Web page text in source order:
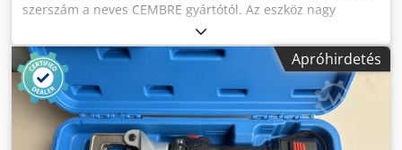
szerszám a neves CEMBRE gyártótól. Az eszköz nagy
préselési erőt és kényelmes munkavégzést biztosít
akkumulátoros táplálásának köszönhetően. Masszív
kialakítás és megbízhatóság – professzionális
alkalmazásokhoz tervezett berendezés. 📊 Műszaki adatok:
Gyártó: CEMBRE Codpfoy H Rdgox Ab Ejrf Típus: B35-50D
Préselési erő: 35 kN (kb. 4 tonna) Maximális
keresztmetszet: 150 mm²-ig (Cu) Tápellátás: akkumulátoros
Apróhirdetés